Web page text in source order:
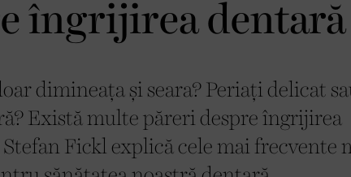
îngrijirea dentară
dimineața și seara? Periați delicat
Există multe păreri despre îngrijirea
Fickl explică cele mai frecvente